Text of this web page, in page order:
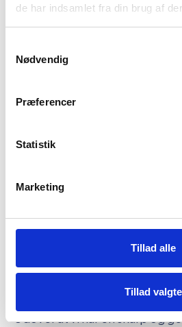
de har indsamlet fra din brug af
Nødvendig
Præferencer
Statistik
Marketing
Tillad alle
Tillad valgte
lav pris på kun 89,- pr. md.
Få kloakservice i
Udover at vi har en skarp og